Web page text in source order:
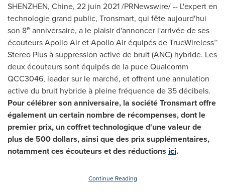
SHENZHEN, Chine, 22 juin 2021 /PRNewswire/ -- L'expert en
technologie grand public, Tronsmart, qui fête aujourd'hui
son 8e anniversaire, a le plaisir d'annoncer l'arrivée de ses
écouteurs Apollo Air et Apollo Air équipés de TrueWireless™
Stereo Plus à suppression active de bruit (ANC) hybride. Les
deux écouteurs sont équipés de la puce Qualcomm
QCC3046, leader sur le marché, et offrent une annulation
active du bruit hybride à pleine fréquence de 35 décibels.
Pour célébrer son anniversaire, la société Tronsmart offre
également un certain nombre de récompenses, dont le
premier prix, un coffret technologique d'une valeur de
plus de 500 dollars, ainsi que des prix supplémentaires,
notamment ces écouteurs et des réductions ici.
Continue Reading